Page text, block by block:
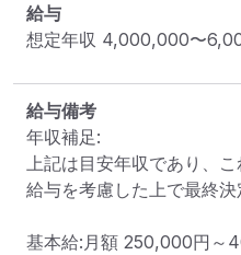
給与
想定年収 4,000,000〜
給与備考
年収補足:
上記は目安年収であり、
給与を考慮した上で最終決
基本給:月額 250,000円～